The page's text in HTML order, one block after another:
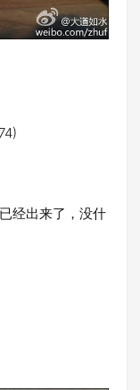
经出来了，没什